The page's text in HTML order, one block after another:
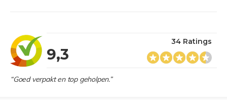
9,3
34 Ratings
“Goed verpakt en top geholpen.”